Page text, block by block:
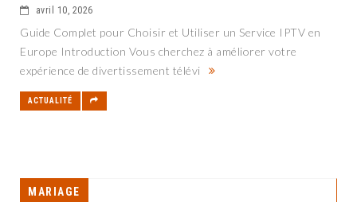
avril 10, 2026
Guide Complet pour Choisir et Utiliser un Service IPTV en
Europe Introduction Vous cherchez à améliorer votre
expérience de divertissement télévi
ACTUALITÉ
MARIAGE